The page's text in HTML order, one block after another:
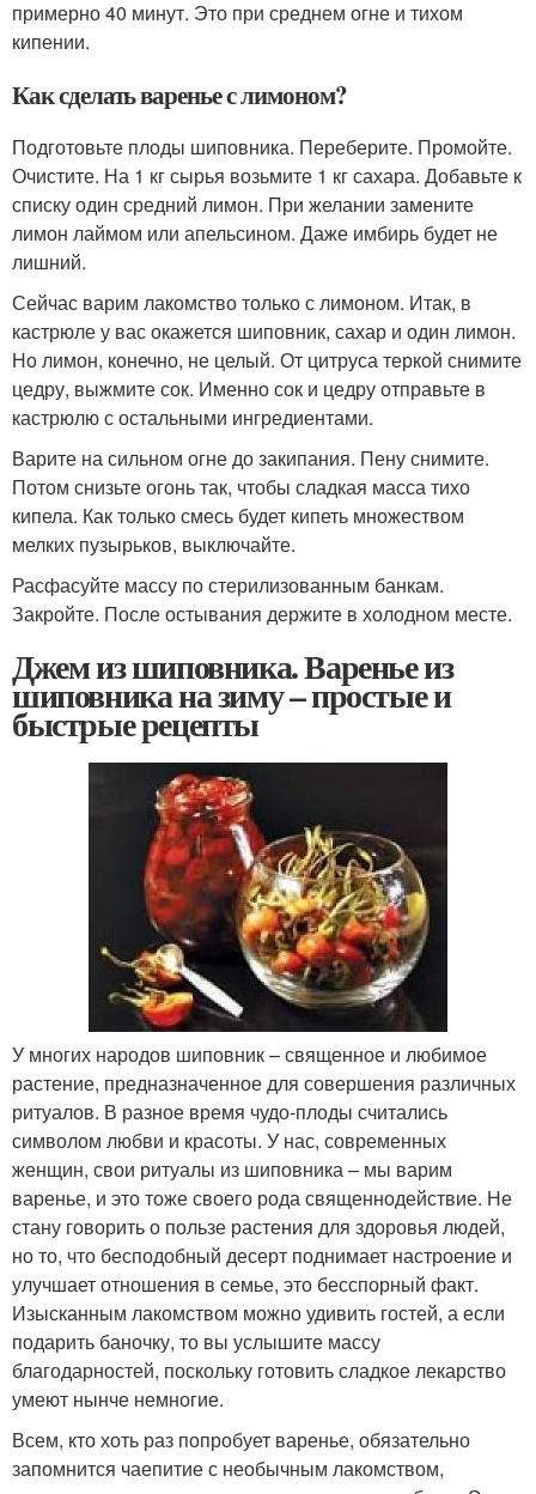
примерно 40 минут. Это при среднем огне и тихом
кипении.
Как сделать варенье с лимоном?
Подготовьте плоды шиповника. Переберите. Промойте.
Очистите. На 1 кг сырья возьмите 1 кг сахара. Добавьте к
списку один средний лимон. При желании замените
лимон лаймом или апельсином. Даже имбирь будет не
лишний.
Сейчас варим лакомство только с лимоном. Итак, в
кастрюле у вас окажется шиповник, сахар и один лимон.
Но лимон, конечно, не целый. От цитруса теркой снимите
цедру, выжмите сок. Именно сок и цедру отправьте в
кастрюлю с остальными ингредиентами.
Варите на сильном огне до закипания. Пену снимите.
Потом снизьте огонь так, чтобы сладкая масса тихо
кипела. Как только смесь будет кипеть множеством
мелких пузырьков, выключайте.
Расфасуйте массу по стерилизованным банкам.
Закройте. После остывания держите в холодном месте.
Джем из шиповника. Варенье из
шиповника на зиму – простые и
быстрые рецепты
У многих народов шиповник – священное и любимое
растение, предназначенное для совершения различных
ритуалов. В разное время чудо-плоды считались
символом любви и красоты. У нас, современных
женщин, свои ритуалы из шиповника – мы варим
варенье, и это тоже своего рода священнодействие. Не
стану говорить о пользе растения для здоровья людей,
но то, что бесподобный десерт поднимает настроение и
улучшает отношения в семье, это бесспорный факт.
Изысканным лакомством можно удивить гостей, а если
подарить баночку, то вы услышите массу
благодарностей, поскольку готовить сладкое лекарство
умеют нынче немногие.
Всем, кто хоть раз попробует варенье, обязательно
запомнится чаепитие с необычным лакомством,